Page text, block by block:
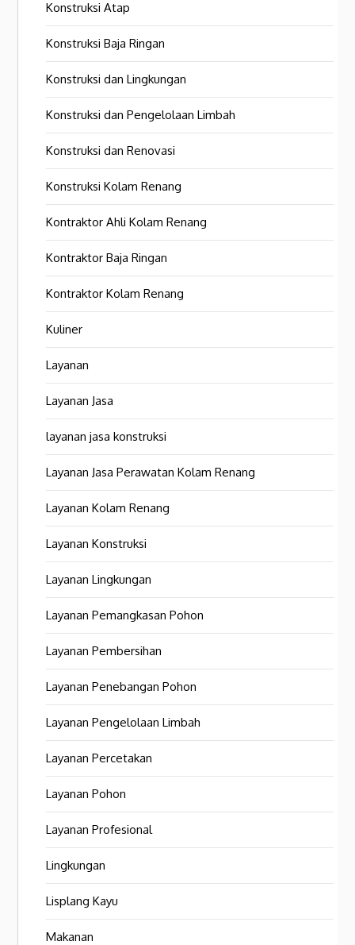
Konstruksi Atap
Konstruksi Baja Ringan
Konstruksi dan Lingkungan
Konstruksi dan Pengelolaan Limbah
Konstruksi dan Renovasi
Konstruksi Kolam Renang
Kontraktor Ahli Kolam Renang
Kontraktor Baja Ringan
Kontraktor Kolam Renang
Kuliner
Layanan
Layanan Jasa
layanan jasa konstruksi
Layanan Jasa Perawatan Kolam Renang
Layanan Kolam Renang
Layanan Konstruksi
Layanan Lingkungan
Layanan Pemangkasan Pohon
Layanan Pembersihan
Layanan Penebangan Pohon
Layanan Pengelolaan Limbah
Layanan Percetakan
Layanan Pohon
Layanan Profesional
Lingkungan
Lisplang Kayu
Makanan